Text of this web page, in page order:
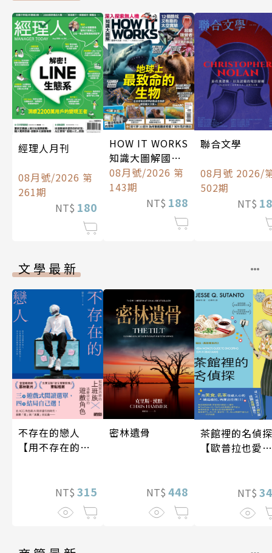
經理人月刊
08月號/2026 第
261期
NT$ 180
HOW IT WORKS
知識大圖解國際
中文版
08月號/2026 第
143期
NT$ 188
聯合文學
08月號 2026/
502期
NT$
文學最新
不存在的戀人
【用不存在的
NT$ 315
密林遺骨
NT$ 448
茶館裡的名偵探
【歐普拉也愛！
《茶館裡的嫌疑
人》續作】
NT$